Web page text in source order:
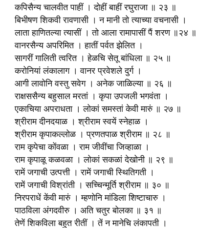
कपिसैन्य चालवीत पाहीं । दोहीं बाहीं रघुराजा ॥ २३ ॥
बिभीषण शिकवी रावणासी । न मानी तो त्याच्या वचनासी ।
लाता हाणितल्या त्यासीं । तो आला रामापासीं पैं शरण ॥२४ ॥
वानरसैन्य अपरिमित । हातीं पर्वत झेलित ।
सागरीं गालिती त्वरित । हेळचि सेतू बांधिला ॥ २५ ॥
करोनियां लंकालाग । वानर प्रवेशले दुर्ग ।
आगी लावोनि वस्तु सवेग । अनेक जाळिल्या ॥ २६ ॥
राक्षससैन्य बहुसाल मरतां । कृपा उपजली भगवंता ।
एकाचिया अपराधता । लोकां समस्तां केवी मारुं ॥ २७ ॥
श्रीराम दीनदयाळ । श्रीराम स्वयें स्नेहाळ ।
श्रीराम कृपाकल्लोळ । प्रणतपाळ श्रीराम ॥ २८ ॥
राम कृपेचा कोंवळा । राम जीवींचा जिव्हाळा ।
राम कृपाळू कळवळा । लोकां सकळां देखोनी ॥ २९ ॥
रामें जगाची उत्पत्ती । रामें जगाची स्थितिगती ।
रामें जगाची विश्रांती । सच्चिन्मूर्ति श्रीराम ॥ ३० ॥
निरपराधें केंवी मारुं । म्हणोनि मांडिला शिष्टाचारु ।
पाठविला अंगदवीरु । अति चतुर बोलका ॥ ३१ ॥
तेणें शिकविला बहुत रीतीं । तें न मानेचि लंकापती ।